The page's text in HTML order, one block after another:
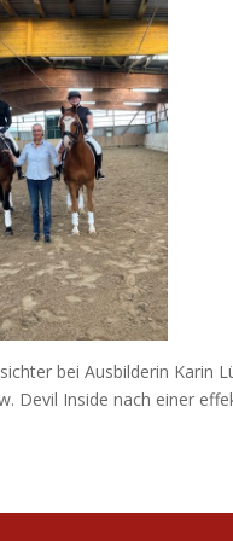
bei Ausbilderin Karin
Devil Inside nach einer